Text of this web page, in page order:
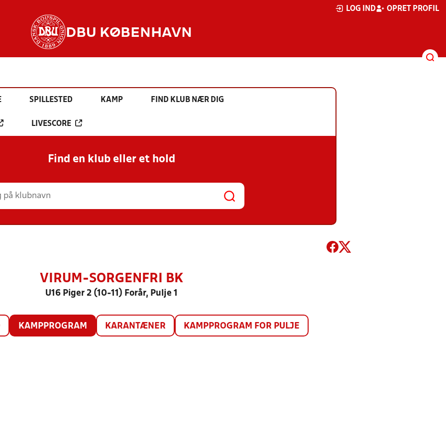
LOG IND OPRET PROFIL
DBU KØBENHAVN
SPILLESTED KAMP FIND KLUB NÆR DIG
LIVESCORE
Find en klub eller et hold
VIRUM-SORGENFRI BK
U16 Piger 2 (10-11) Forår, Pulje 1
KAMPPROGRAM KARANTÆNER KAMPPROGRAM FOR PULJE